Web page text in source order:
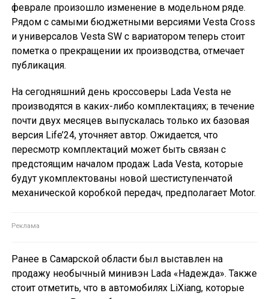
феврале произошло изменение в модельном ряде.
Рядом с самыми бюджетными версиями Vesta Cross
и универсалов Vesta SW с вариатором теперь стоит
пометка о прекращении их производства, отмечает
публикация.
На сегодняшний день кроссоверы Lada Vesta не
производятся в каких-либо комплектациях; в течение
почти двух месяцев выпускалась только их базовая
версия Life’24, уточняет автор. Ожидается, что
пересмотр комплектаций может быть связан с
предстоящим началом продаж Lada Vesta, которые
будут укомплектованы новой шестиступенчатой
механической коробкой передач, предполагает Motor.
Ранее в Самарской области был выставлен на
продажу необычный минивэн Lada «Надежда». Также
стоит отметить, что в автомобилях LiXiang, которые